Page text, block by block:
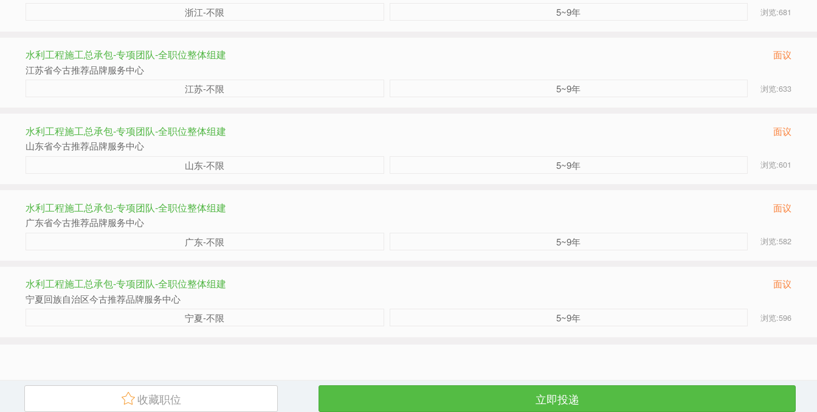
浙江-不限
5~9年 浏览:681
水利工程施工总承包-专项团队-全职位整体组建
面议
江苏省今古推荐品牌服务中心
江苏-不限
5~9年 浏览:633
水利工程施工总承包-专项团队-全职位整体组建
面议
山东省今古推荐品牌服务中心
山东-不限
5~9年 浏览:601
水利工程施工总承包-专项团队-全职位整体组建
面议
广东省今古推荐品牌服务中心
广东-不限
5~9年 浏览:582
水利工程施工总承包-专项团队-全职位整体组建
面议
宁夏回族自治区今古推荐品牌服务中心
宁夏-不限
5~9年 浏览:596
收藏职位 立即投递